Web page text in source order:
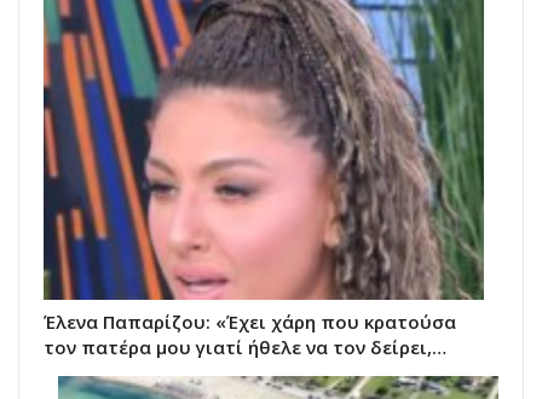
Έλενα Παπαρίζου: «Έχει χάρη που κρατούσα
τον πατέρα μου γιατί ήθελε να τον δείρει,…